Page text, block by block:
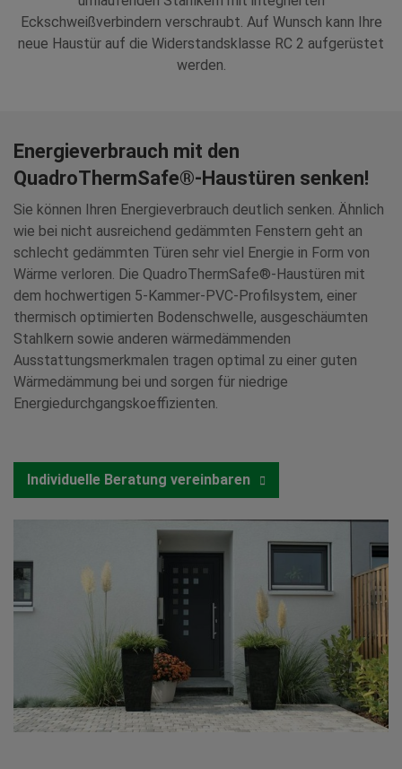
Eckschweißverbindern verschraubt. Auf Wunsch kann Ihre
neue Haustür auf die Widerstandsklasse RC 2 aufgerüstet
werden.
Energieverbrauch mit den
QuadroThermSafe®-Haustüren senken!
Sie können Ihren Energieverbrauch deutlich senken. Ähnlich
wie bei nicht ausreichend gedämmten Fenstern geht an
schlecht gedämmten Türen sehr viel Energie in Form von
Wärme verloren. Die QuadroThermSafe®-Haustüren mit
dem hochwertigen 5-Kammer-PVC-Profilsystem, einer
thermisch optimierten Bodenschwelle, ausgeschäumten
Stahlkern sowie anderen wärmedämmenden
Ausstattungsmerkmalen tragen optimal zu einer guten
Wärmedämmung bei und sorgen für niedrige
Energiedurchgangskoeffizienten.
Individuelle Beratung vereinbaren